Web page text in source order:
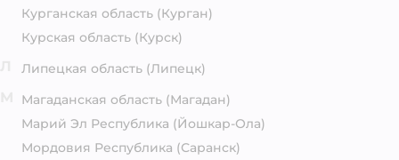
Курганская область (Курган)
Курская область (Курск)
Липецкая область (Липецк)
Магаданская область (Магадан)
Марий Эл Республика (Йошкар-Ола)
Мордовия Республика (Саранск)